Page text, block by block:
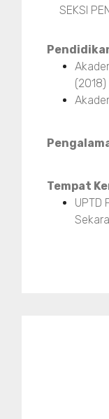
SEKSI
(2018)
Tempat
UPTD